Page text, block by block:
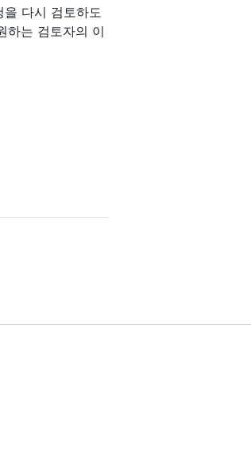
다시 검토하도
하는 검토자의 이